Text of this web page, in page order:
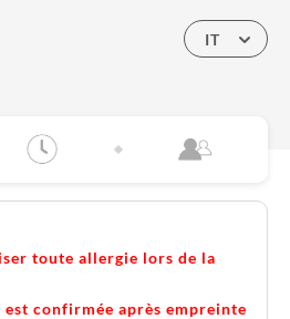
IT
toute allergie lors de la
est confirmée après empreinte